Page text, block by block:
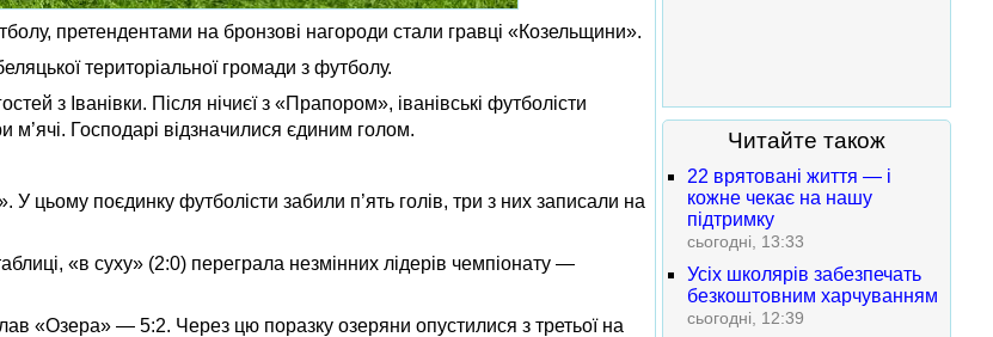
претендентами на бронзові нагороди стали гравці «Козельщини».
територіальної громади з футболу.
з Іванівки. Після нічиєї з «Прапором», іванівські футболісти
Господарі відзначилися єдиним голом.
цьому поєдинку футболісти забили п’ять голів, три з них записали на
«в суху» (2:0) переграла незмінних лідерів чемпіонату —
«Озера» — 5:2. Через цю поразку озеряни опустилися з третьої на
Читайте також
22 врятовані життя — і
кожне чекає на нашу
підтримку
сьогодні, 13:33
Усіх школярів забезпечать
безкоштовним харчуванням
сьогодні, 12:39